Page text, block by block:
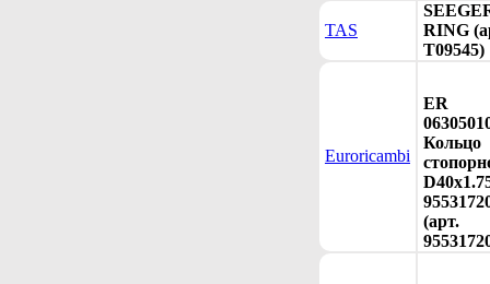
TAS
RING
T09545)
Euroricambi
ER
Кольцо
(арт.